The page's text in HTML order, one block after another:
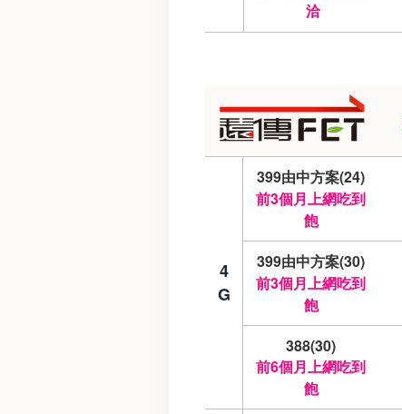
洽
4
G
399由中方案(24)
前3個月上網吃到
飽
399由中方案(30)
前3個月上網吃到
飽
388(30)
前6個月上網吃到
飽